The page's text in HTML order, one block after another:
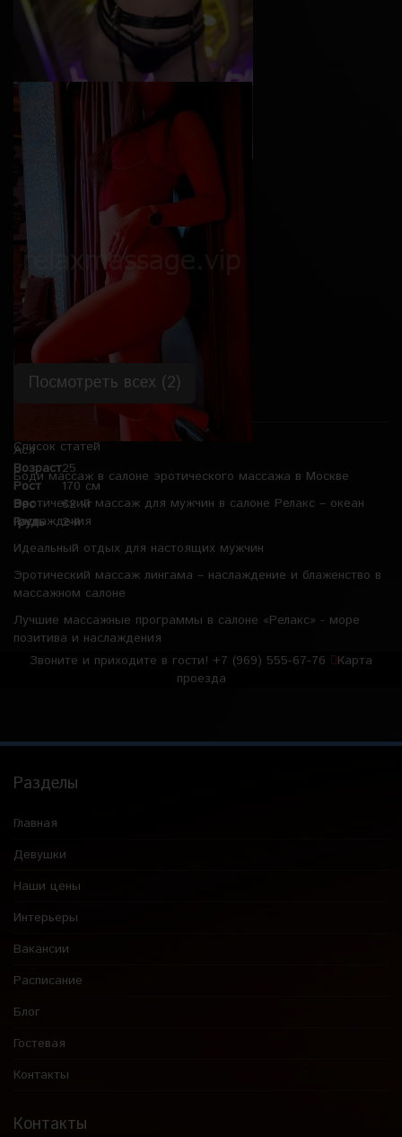
Ася
Возраст25
Рост
170 см
Вес
62 кг
Грудь
2-й
Посмотреть всех (2)
Список статей
Боди массаж в салоне эротического массажа в Москве
Эротический массаж для мужчин в салоне Релакс – океан
наслаждения
Идеальный отдых для настоящих мужчин
Эротический массаж лингама – наслаждение и блаженство в
массажном салоне
Лучшие массажные программы в салоне «Релакс» - море
позитива и наслаждения
Звоните и приходите в гости! +7 (969) 555-67-76
Карта
проезда
Разделы
Главная
Девушки
Наши цены
Интерьеры
Вакансии
Расписание
Блог
Гостевая
Контакты
Контакты